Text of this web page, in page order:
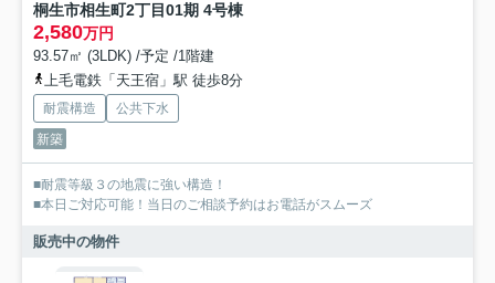
桐生市相生町2丁目01期 4号棟
2,580万円
93.57㎡ (3LDK) /予定 /1階建
上毛電鉄「天王宿」駅 徒歩8分
耐震構造
公共下水
新築
■耐震等級３の地震に強い構造！
■本日ご対応可能！当日のご相談予約はお電話がスムーズ
販売中の物件